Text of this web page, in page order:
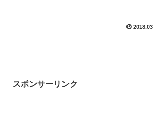
2018.03
スポンサーリンク